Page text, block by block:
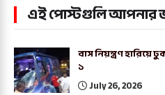
এই পোস্টগুলি আপনার
বাস নিয়ন্ত্রণ
১
July 26, 2026